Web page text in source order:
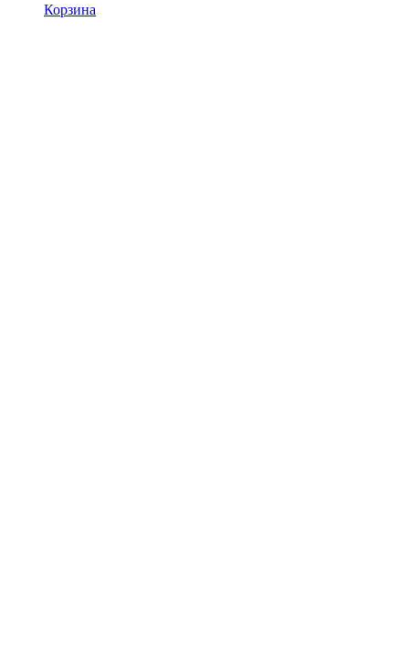
Корзина